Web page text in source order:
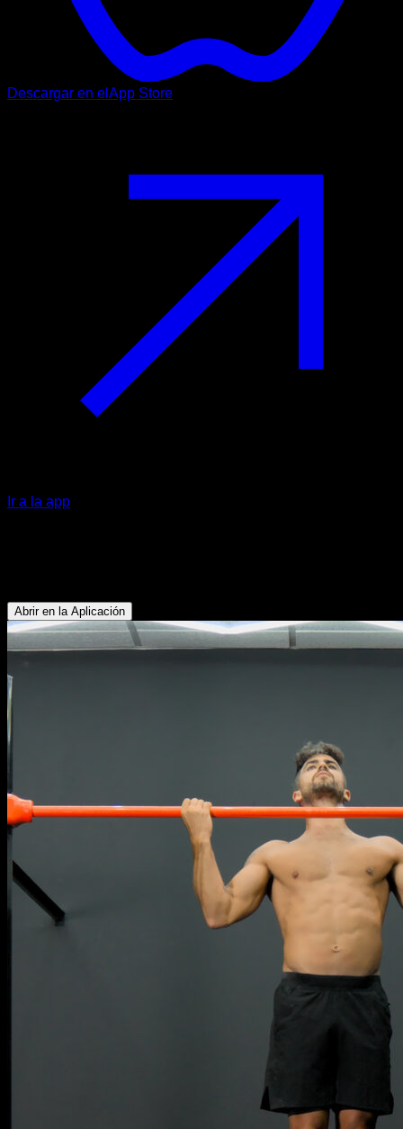
Descargar en el App Store
Ir a la app
Abrir en la Aplicación